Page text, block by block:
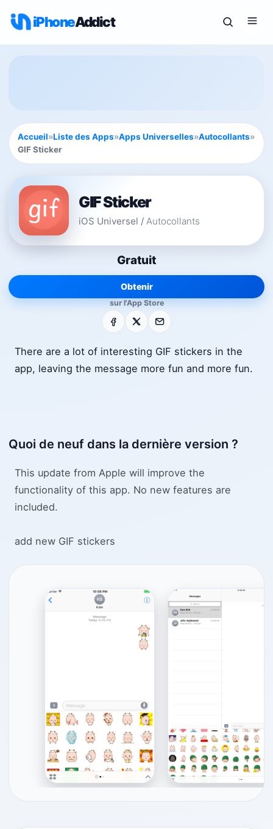
iPhoneAddict
Accueil»Liste des Apps»Apps Universelles»Autocollants»
GIF Sticker
GIF Sticker
iOS Universel / Autocollants
Gratuit
Obtenir
sur l'App Store
Facebook E-mail
There are a lot of interesting GIF stickers in the
app, leaving the message more fun and more fun.
Quoi de neuf dans la dernière version ?
This update from Apple will improve the
functionality of this app. No new features are
included.
add new GIF stickers